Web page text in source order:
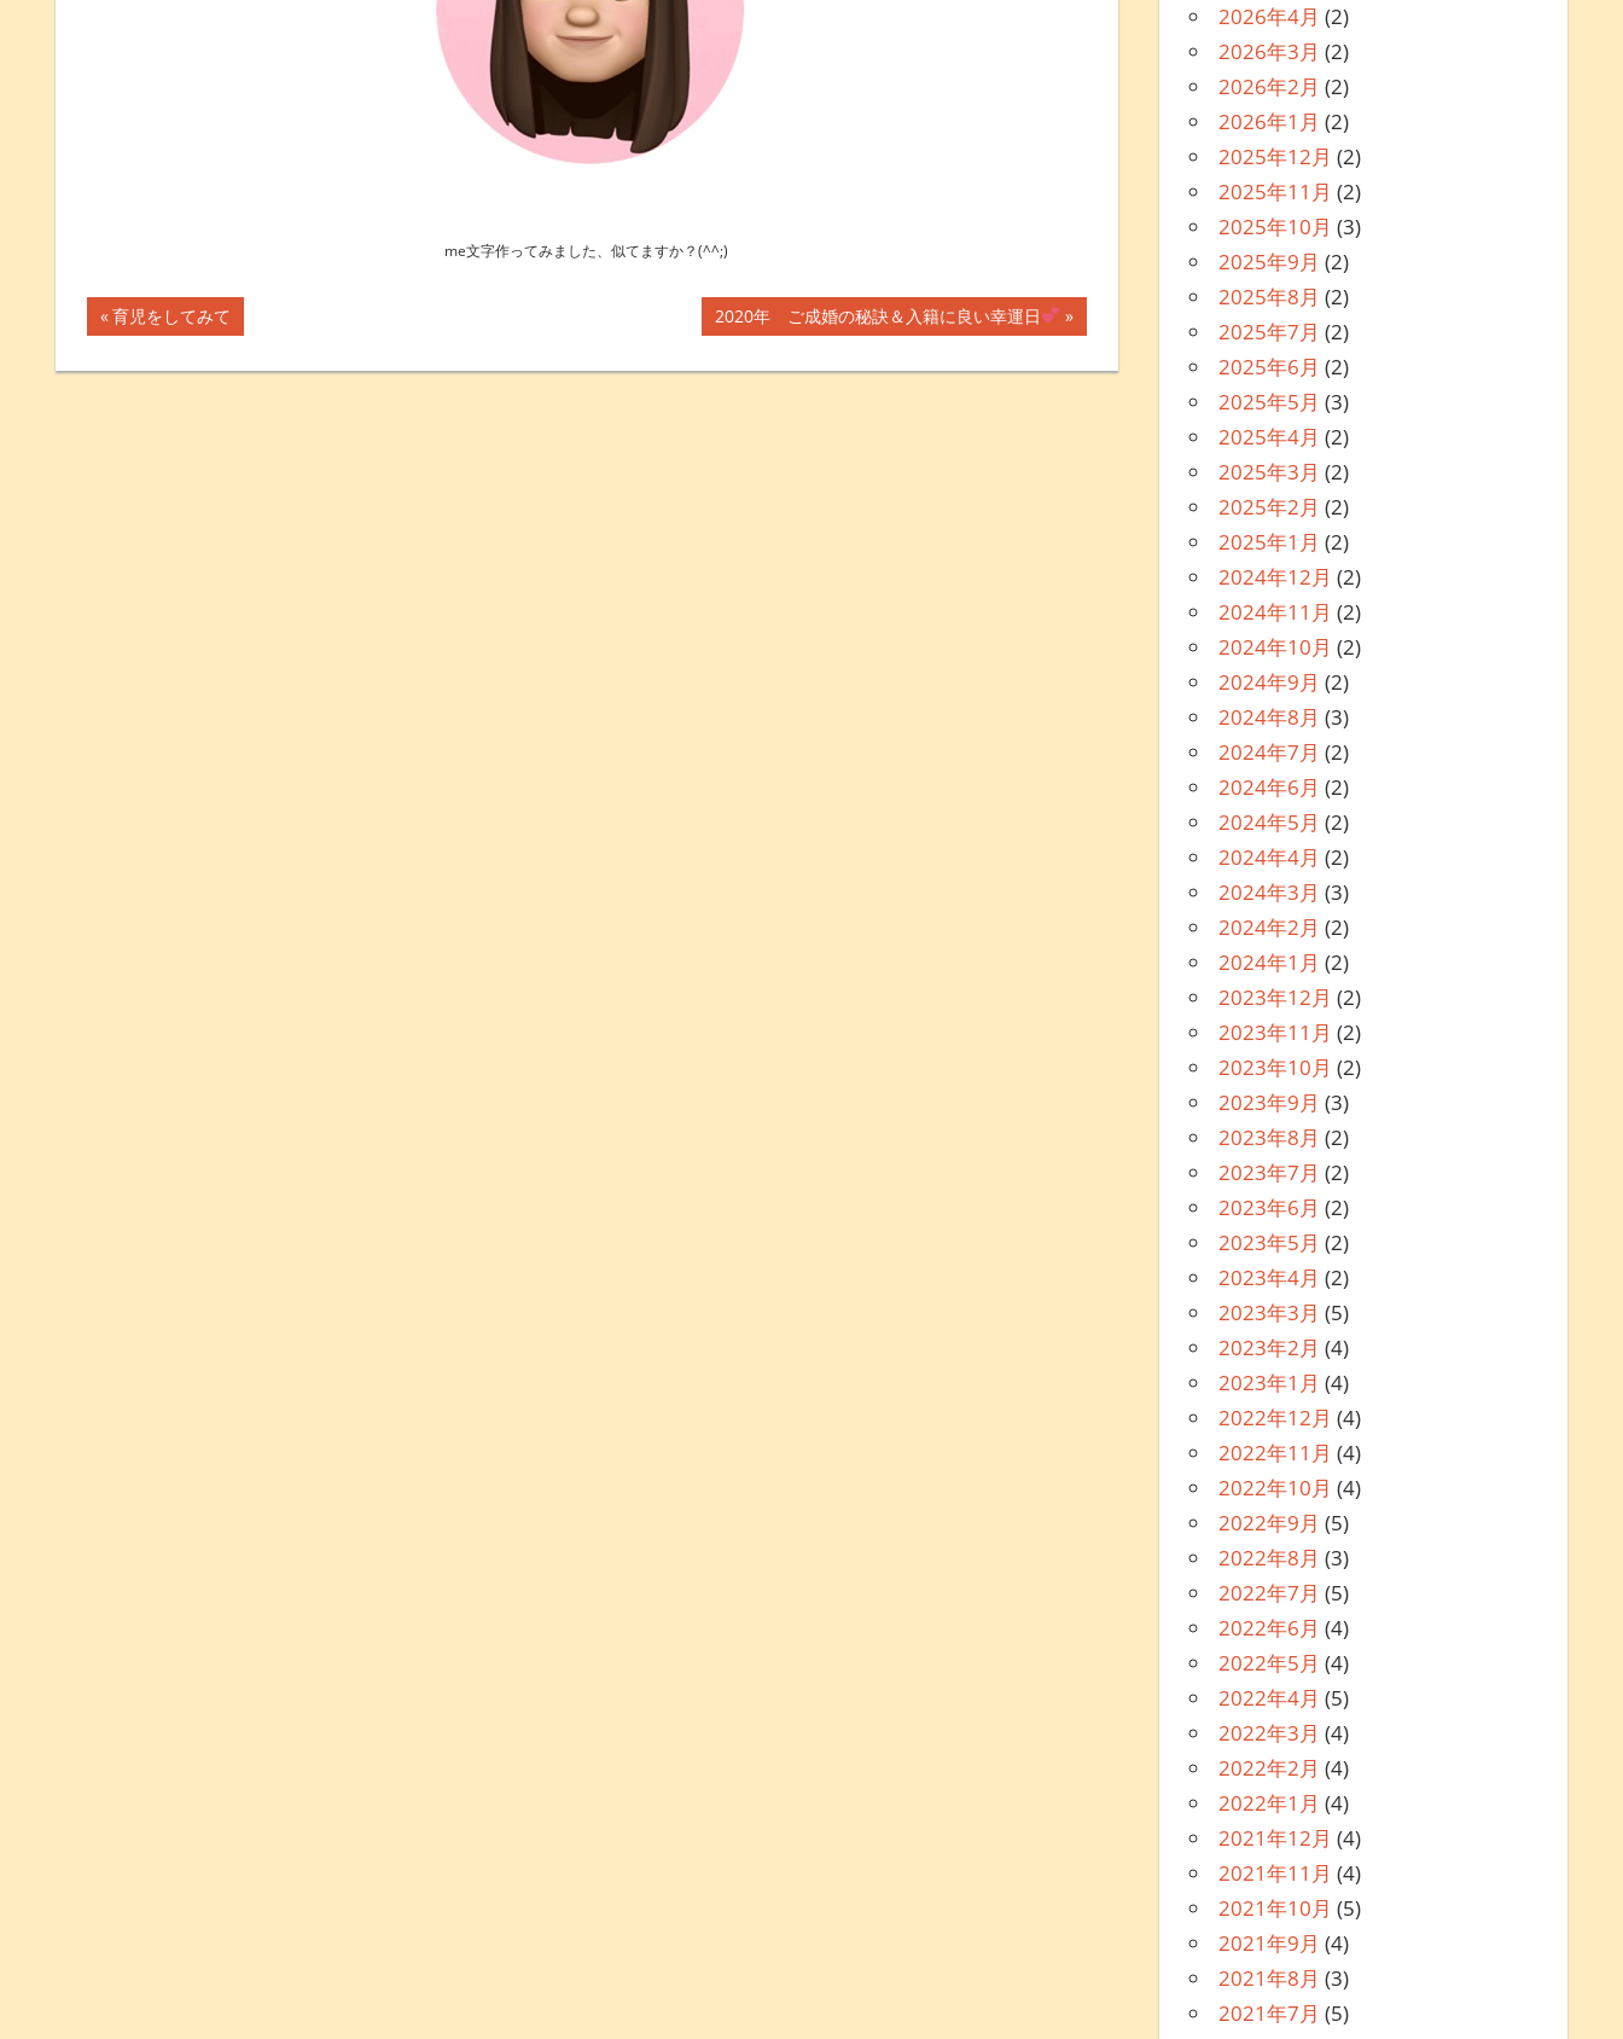
me文字作ってみました、似てますか？(^^;)
投
前
記
育児をしてみて
次
記
2020年 ご成婚の秘訣＆入籍に良い幸運日
2026年4月 (2)
2026年3月 (2)
2026年2月 (2)
2026年1月 (2)
2025年12月 (2)
2025年11月 (2)
2025年10月 (3)
2025年9月 (2)
2025年8月 (2)
2025年7月 (2)
2025年6月 (2)
2025年5月 (3)
2025年4月 (2)
2025年3月 (2)
2025年2月 (2)
2025年1月 (2)
2024年12月 (2)
2024年11月 (2)
2024年10月 (2)
2024年9月 (2)
2024年8月 (3)
2024年7月 (2)
2024年6月 (2)
2024年5月 (2)
2024年4月 (2)
2024年3月 (3)
2024年2月 (2)
2024年1月 (2)
2023年12月 (2)
2023年11月 (2)
2023年10月 (2)
2023年9月 (3)
2023年8月 (2)
2023年7月 (2)
2023年6月 (2)
2023年5月 (2)
2023年4月 (2)
2023年3月 (5)
2023年2月 (4)
2023年1月 (4)
2022年12月 (4)
2022年11月 (4)
2022年10月 (4)
2022年9月 (5)
2022年8月 (3)
2022年7月 (5)
2022年6月 (4)
2022年5月 (4)
2022年4月 (5)
2022年3月 (4)
2022年2月 (4)
2022年1月 (4)
2021年12月 (4)
2021年11月 (4)
2021年10月 (5)
2021年9月 (4)
2021年8月 (3)
2021年7月 (5)